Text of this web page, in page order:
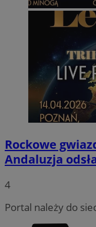
Rockowe
Andaluzja
4
Portal należy do